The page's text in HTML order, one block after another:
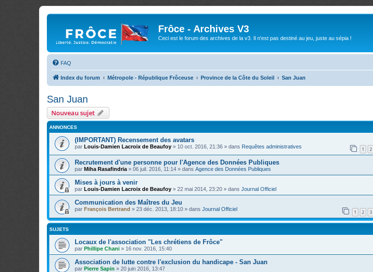
Frôce - Archives V3
Ceci est le forum des archives de la v3. Il n'est pas destiné au jeu, juste au sépia !
FAQ
Index du forum Métropole - République Frôceuse Province de la Côte du Soleil San Juan
San Juan
Nouveau sujet
ANNONCES
(IMPORTANT) Recensement des avatars
par Louis-Damien Lacroix de Beaufoy » 10 oct. 2016, 21:36 » dans Requêtes administratives 1 2
Recrutement d'une personne pour l'Agence des Données Publiques
par Miha Rasafindria » 06 juil. 2016, 11:14 » dans Agence des Données Publiques
Mises à jours à venir
par Louis-Damien Lacroix de Beaufoy » 22 mai 2014, 23:20 » dans Journal Officiel
Communication des Maîtres du Jeu
par François Bertrand » 23 déc. 2013, 18:10 » dans Journal Officiel 1 2 3
SUJETS
Locaux de l'association "Les chrétiens de Frôce"
par Phillipe Chani » 16 nov. 2016, 15:40
Association de lutte contre l'exclusion du handicape - San Juan
par Pierre Sapin » 20 juin 2016, 13:47